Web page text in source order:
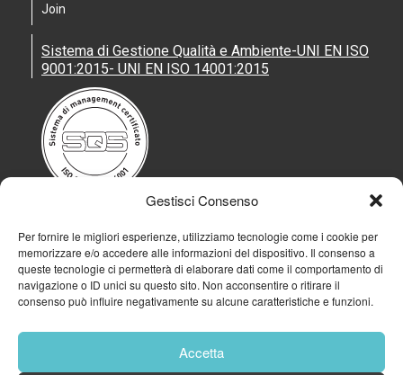
Gestisci Consenso
Per fornire le migliori esperienze, utilizziamo tecnologie come i cookie per
memorizzare e/o accedere alle informazioni del dispositivo. Il consenso a
queste tecnologie ci permetterà di elaborare dati come il comportamento di
navigazione o ID unici su questo sito. Non acconsentire o ritirare il
consenso può influire negativamente su alcune caratteristiche e funzioni.
Accetta
Join
Sistema di Gestione Qualità e Ambiente-UNI EN ISO
9001:2015- UNI EN ISO 14001:2015